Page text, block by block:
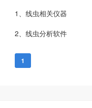
1、线虫相关仪器
2、线虫分析软件
1